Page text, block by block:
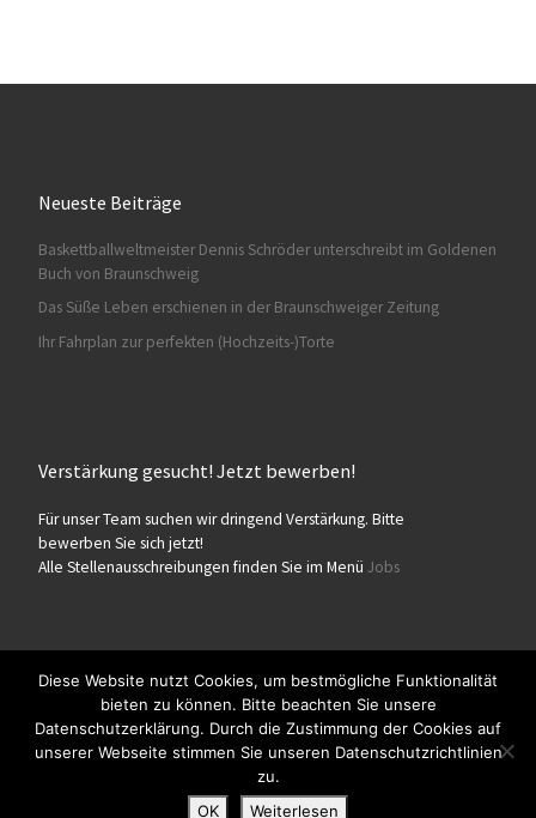
Neueste Beiträge
Baskettballweltmeister Dennis Schröder unterschreibt im Goldenen
Buch von Braunschweig
Das Süße Leben erschienen in der Braunschweiger Zeitung
Ihr Fahrplan zur perfekten (Hochzeits-)Torte
Verstärkung gesucht! Jetzt bewerben!
Für unser Team suchen wir dringend Verstärkung. Bitte
bewerben Sie sich jetzt!
Alle Stellenausschreibungen finden Sie im Menü Jobs
© 2026Konditorei Süßes Leben– Alle Rechte vorbehalten
Präsentiert von WP – Entworfen mit demCustomizr-Theme
Diese Website nutzt Cookies, um bestmögliche Funktionalität
bieten zu können. Bitte beachten Sie unsere
Datenschutzerklärung. Durch die Zustimmung der Cookies auf
unserer Webseite stimmen Sie unseren Datenschutzrichtlinien
zu.
OK
Weiterlesen